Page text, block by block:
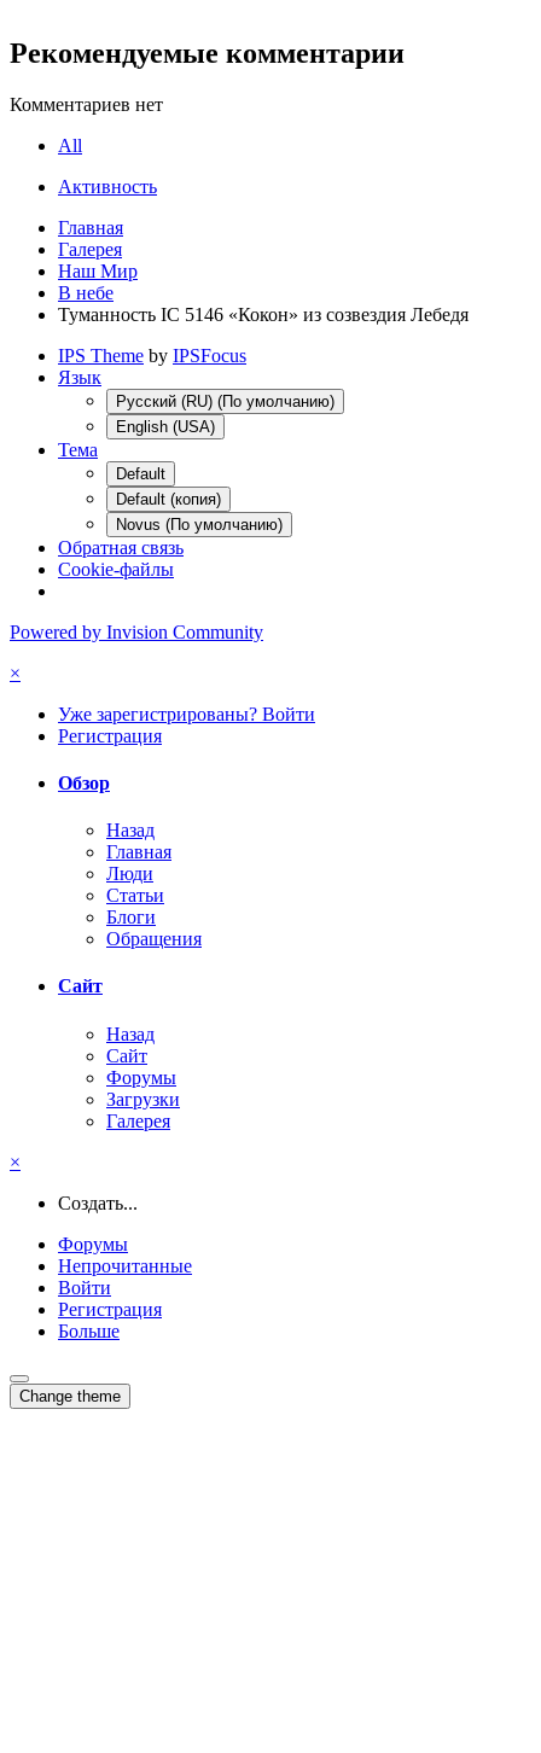
Рекомендуемые комментарии
Комментариев нет
All
Активность
Главная
Галерея
Наш Мир
В небе
Туманность IC 5146 «Кокон» из созвездия Лебедя
IPS Theme by IPSFocus
Язык
Русский (RU) (По умолчанию)
English (USA)
Тема
Default
Default (копия)
Novus (По умолчанию)
Обратная связь
Cookie-файлы
Powered by Invision Community
×
Уже зарегистрированы? Войти
Регистрация
Обзор
Назад
Главная
Люди
Статьи
Блоги
Обращения
Сайт
Назад
Сайт
Форумы
Загрузки
Галерея
×
Создать...
Форумы
Непрочитанные
Войти
Регистрация
Больше
Change theme